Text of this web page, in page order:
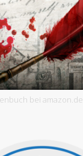
bei amazon.de